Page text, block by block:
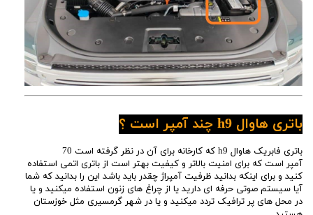
باتری هاوال h9 چند آمپر است ؟
باتری فابریک هاوال h9 که کارخانه برای آن در نظر گرفته است 70
آمپر است که برای امنیت بالاتر و کیفیت بهتر است از باتری اتمی استفاده
کنید و برای اینکه بدانید ظرفیت آمپراژ چقدر باید باشد این را بدانید که شما
آیا سیستم صوتی حرفه ای دارید یا از چراغ های زنون استفاده میکنید و یا
در محل های پر ترافیک تردد میکنید و یا در شهر گرمسیری مثل خوزستان